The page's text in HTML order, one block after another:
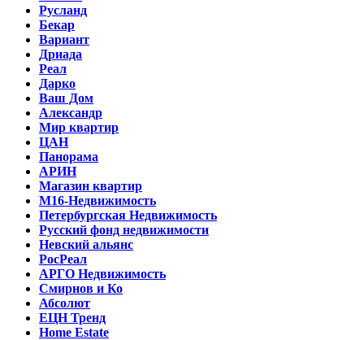
Русланд
Бекар
Вариант
Дриада
Реал
Дарко
Ваш Дом
Александр
Мир квартир
ЦАН
Панорама
АРИН
Магазин квартир
М16-Недвижимость
Петербургская Недвижимость
Русский фонд недвижимости
Невский альянс
РосРеал
АРГО Недвижимость
Смирнов и Ко
Абсолют
ЕЦН Тренд
Home Estate